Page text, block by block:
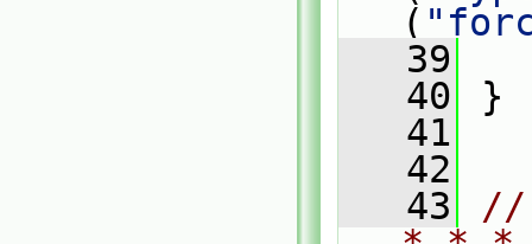
(
   39
   40
}
   41
   42
   43
//